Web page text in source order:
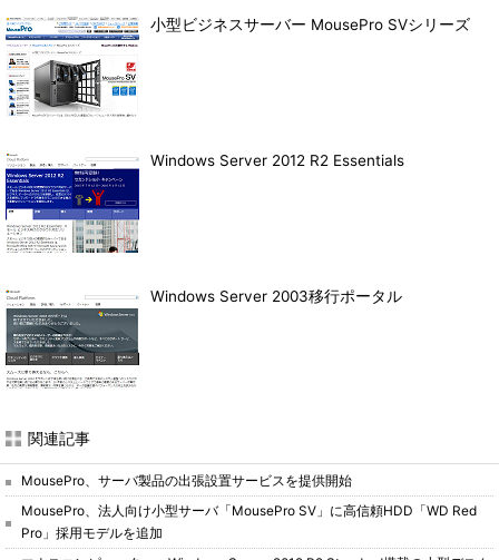
小型ビジネスサーバー MousePro SVシリーズ
Windows Server 2012 R2 Essentials
Windows Server 2003移行ポータル
関連記事
MousePro、サーバ製品の出張設置サービスを提供開始
MousePro、法人向け小型サーバ「MousePro SV」に高信頼HDD「WD Red
Pro」採用モデルを追加